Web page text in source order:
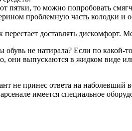
пятки, то можно попробовать
проблемную часть колодки и
перестает доставлять дискомфорт.
обувь не натирала? Если по
они выпускаются в жидком виде
не принес ответа на наболевший
имеется специальное